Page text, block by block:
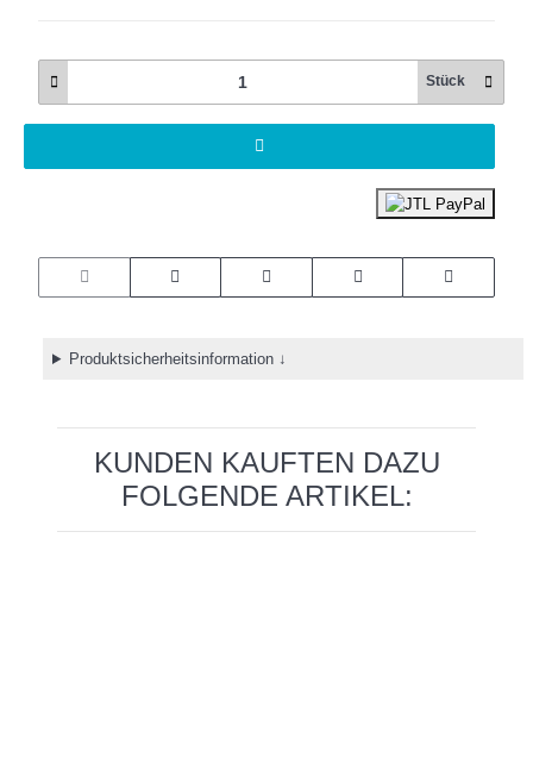
Stück
Produktsicherheitsinformation ↓
KUNDEN KAUFTEN DAZU
FOLGENDE ARTIKEL: